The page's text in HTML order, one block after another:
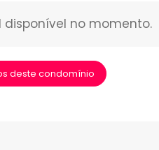
disponível no momento.
deste condomínio